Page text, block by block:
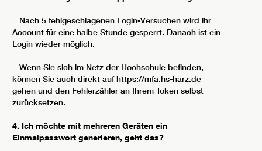
Nach 5 fehlgeschlagenen Login-Versuchen wird ihr
Account für eine halbe Stunde gesperrt. Danach ist ein
Login wieder möglich.
Wenn Sie sich im Netz der Hochschule befinden,
können Sie auch direkt aufhttps://mfa.hs-harz.de
gehen und den Fehlerzähler an Ihrem Token selbst
zurücksetzen.
4. Ich möchte mit mehreren Geräten ein
Einmalpasswort generieren, geht das?